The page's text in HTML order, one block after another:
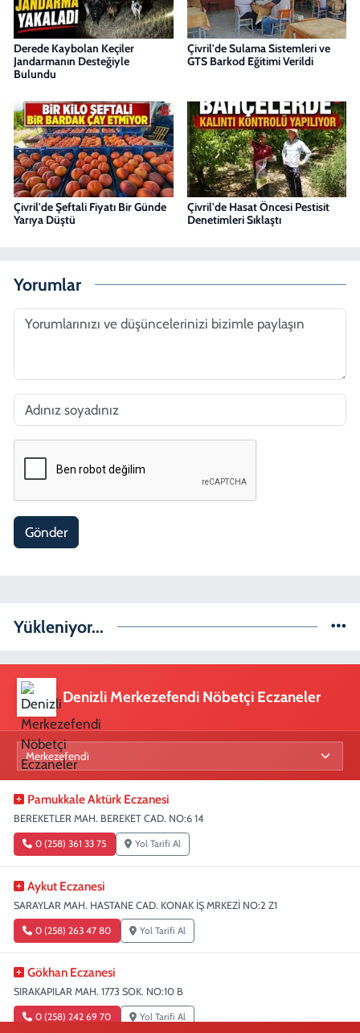
Derede Kaybolan Keçiler
Jandarmanın Desteğiyle
Bulundu
Çivril'de Sulama Sistemleri ve
GTS Barkod Eğitimi Verildi
Çivril'de Şeftali Fiyatı Bir Günde
Yarıya Düştü
Çivril'de Hasat Öncesi Pestisit
Denetimleri Sıklaştı
Yorumlar
Gönder
Yükleniyor...
Denizli Merkezefendi Nöbetçi Eczaneler
Pamukkale Aktürk Eczanesi
BEREKETLER MAH. BEREKET CAD. NO:6 14
0 (258) 361 33 75 Yol Tarifi Al
Aykut Eczanesi
SARAYLAR MAH. HASTANE CAD. KONAK İŞ MRKEZİ NO:2 Z1
0 (258) 263 47 80 Yol Tarifi Al
Gökhan Eczanesi
SIRAKAPILAR MAH. 1773 SOK. NO:10 B
0 (258) 242 69 70 Yol Tarifi Al